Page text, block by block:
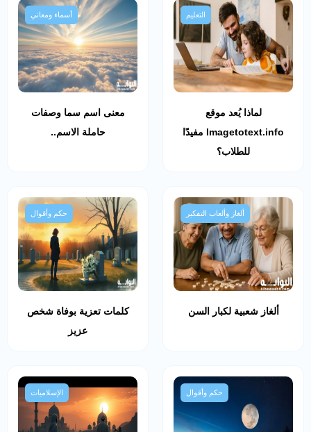
التعليم
لماذا يُعد موقع
Imagetotext.info مفيدًا
للطلاب؟
أسماء ومعاني
معنى اسم سما وصفات
حاملة الاسم..
ألغاز وألعاب التفكير
ألغاز شعبية لكبار السن
حكم وأقوال
كلمات تعزية بوفاة شخص
عزيز
حكم وأقوال الإسلاميات